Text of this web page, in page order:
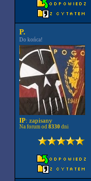
P.
Do końca!
IP: zapisany
Na forum od 8330dni